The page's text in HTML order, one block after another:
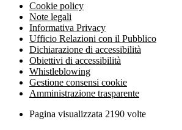
Cookie policy
Note legali
Informativa Privacy
Ufficio Relazioni con il Pubblico
Dichiarazione di accessibilità
Obiettivi di accessibilità
Whistleblowing
Gestione consensi cookie
Amministrazione trasparente
Pagina visualizzata 2190 volte